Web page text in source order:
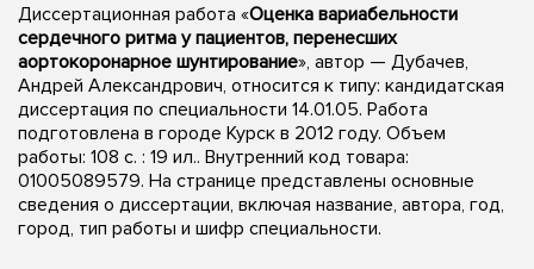
Диссертационная работа «Оценка вариабельности
сердечного ритма у пациентов, перенесших
аортокоронарное шунтирование», автор — Дубачев,
Андрей Александрович, относится к типу: кандидатская
диссертация по специальности 14.01.05. Работа
подготовлена в городе Курск в 2012 году. Объем
работы: 108 с. : 19 ил.. Внутренний код товара:
01005089579. На странице представлены основные
сведения о диссертации, включая название, автора, год,
город, тип работы и шифр специальности.